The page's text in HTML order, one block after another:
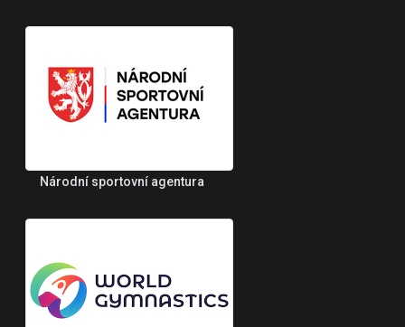
Národní sportovní agentura